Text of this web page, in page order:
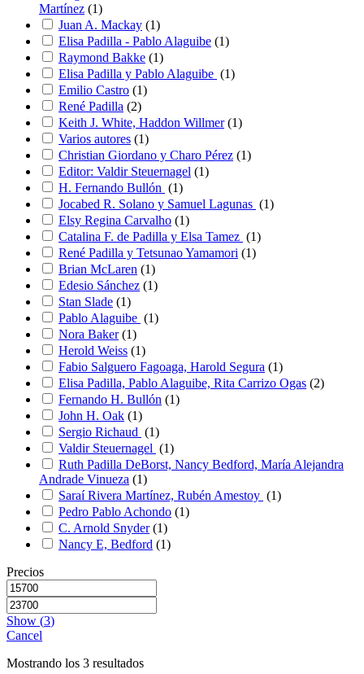
Martínez (1)
Juan A. Mackay (1)
Elisa Padilla - Pablo Alaguibe (1)
Raymond Bakke (1)
Elisa Padilla y Pablo Alaguibe (1)
Emilio Castro (1)
René Padilla (2)
Keith J. White, Haddon Willmer (1)
Varios autores (1)
Christian Giordano y Charo Pérez (1)
Editor: Valdir Steuernagel (1)
H. Fernando Bullón (1)
Jocabed R. Solano y Samuel Lagunas (1)
Elsy Regina Carvalho (1)
Catalina F. de Padilla y Elsa Tamez (1)
René Padilla y Tetsunao Yamamori (1)
Brian McLaren (1)
Edesio Sánchez (1)
Stan Slade (1)
Pablo Alaguibe (1)
Nora Baker (1)
Herold Weiss (1)
Fabio Salguero Fagoaga, Harold Segura (1)
Elisa Padilla, Pablo Alaguibe, Rita Carrizo Ogas (2)
Fernando H. Bullón (1)
John H. Oak (1)
Sergio Richaud (1)
Valdir Steuernagel (1)
Ruth Padilla DeBorst, Nancy Bedford, María Alejandra
Andrade Vinueza (1)
Saraí Rivera Martínez, Rubén Amestoy (1)
Pedro Pablo Achondo (1)
C. Arnold Snyder (1)
Nancy E, Bedford (1)
Precios
Show (3)
Cancel
Mostrando los 3 resultados